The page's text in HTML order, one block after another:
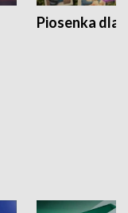
Piosenka dla